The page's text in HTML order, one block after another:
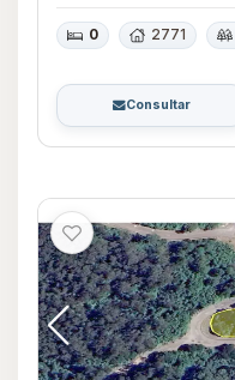
0 2771
Consultar